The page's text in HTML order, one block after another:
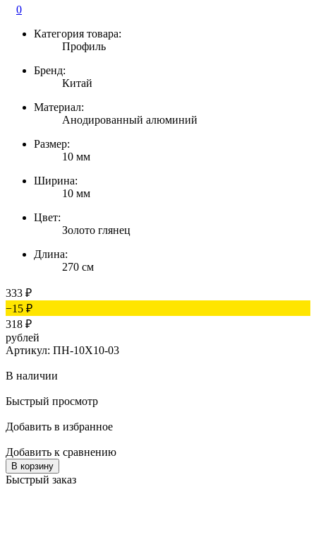
0
Категория товара:
Профиль
Бренд:
Китай
Материал:
Анодированный алюминий
Размер:
10 мм
Ширина:
10 мм
Цвет:
Золото глянец
Длина:
270 см
333 ₽
−15 ₽
318 ₽
рублей
Артикул: ПН-10Х10-03
В наличии
Быстрый просмотр
Добавить в избранное
Добавить к сравнению
В корзину
Быстрый заказ